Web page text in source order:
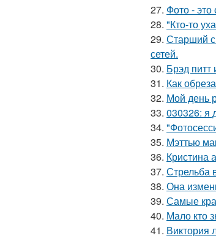
27. Фото - это
28. "Кто-то
29. Старший
сетей.
30. Брэд питт
31. Как
32. Мой день
33. 030326: я
34.
35. Мэттью
36. Кристина
37. Стрельба
38. Она
39. Самые
40. Мало кто
41. Виктория